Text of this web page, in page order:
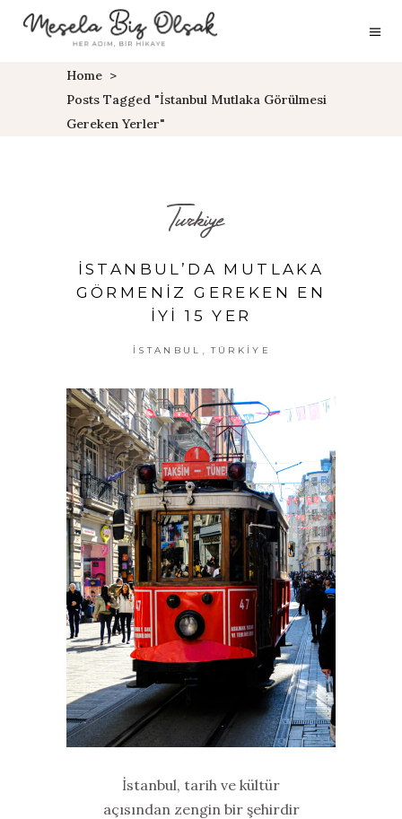
Home >
Posts Tagged "İstanbul Mutlaka Görülmesi
Gereken Yerler"
Turkiye
İSTANBUL’DA MUTLAKA
GÖRMENIZ GEREKEN EN
İYI 15 YER
İSTANBUL TÜRKIYE
İstanbul, tarih ve kültür
açısından zengin bir şehirdir